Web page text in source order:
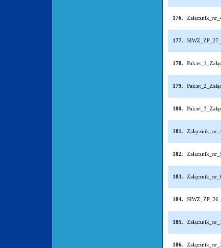
176.
177.
178.
179.
180.
181.
182.
183.
184.
185.
186.